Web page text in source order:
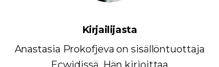
Kirjailijasta
Anastasia Prokofjeva on sisällöntuottaja
Ecwidissä. Hän kirjoittaa